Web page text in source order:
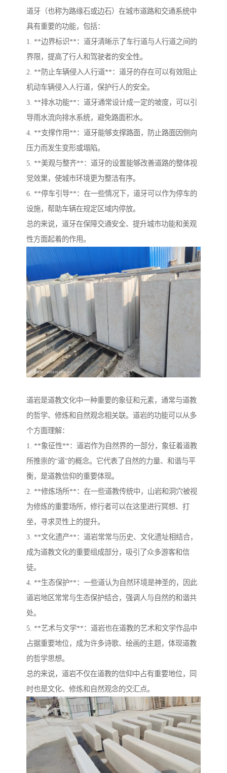
道牙（也称为路缘石或边石）在城市道路和交通系统中
具有重要的功能，包括：
1. **边界标识**：道牙清晰示了车行道与人行道之间的
界限，提高了行人和驾驶者的安全性。
2. **防止车辆侵入人行道**：道牙的存在可以有效阻止
机动车辆侵入人行道，保护行人的安全。
3. **排水功能**：道牙通常设计成一定的坡度，可以引
导雨水流向排水系统，避免路面积水。
4. **支撑作用**：道牙能够支撑路面，防止路面因侧向
压力而发生变形或塌陷。
5. **美观与整齐**：道牙的设置能够改善道路的整体视
觉效果，使城市环境更为整洁有序。
6. **停车引导**：在一些情况下，道牙可以作为停车的
设施，帮助车辆在规定区域内停放。
总的来说，道牙在保障交通安全、提升城市功能和美观
性方面起着的作用。
道岩是道教文化中一种重要的象征和元素，通常与道教
的哲学、修炼和自然观念相关联。道岩的功能可以从多
个方面理解：
1. **象征性**：道岩作为自然界的一部分，象征着道教
所推崇的“道”的概念。它代表了自然的力量、和谐与平
衡，是道教信仰的重要体现。
2. **修炼场所**：在一些道教传统中，山岩和洞穴被视
为修炼的重要场所，修行者可以在这里进行冥想、打
坐，寻求灵性上的提升。
3. **文化遗产**：道岩常常与历史、文化遗址相结合，
成为道教文化的重要组成部分，吸引了众多游客和信
徒。
4. **生态保护**：一些道认为自然环境是神圣的，因此
道岩地区常常与生态保护结合，强调人与自然的和谐共
处。
5. **艺术与文学**：道岩也在道教的艺术和文学作品中
占据重要地位，成为许多诗歌、绘画的主题，体现道教
的哲学思想。
总的来说，道岩不仅在道教的信仰中占有重要地位，同
时也是文化、修炼和自然观念的交汇点。